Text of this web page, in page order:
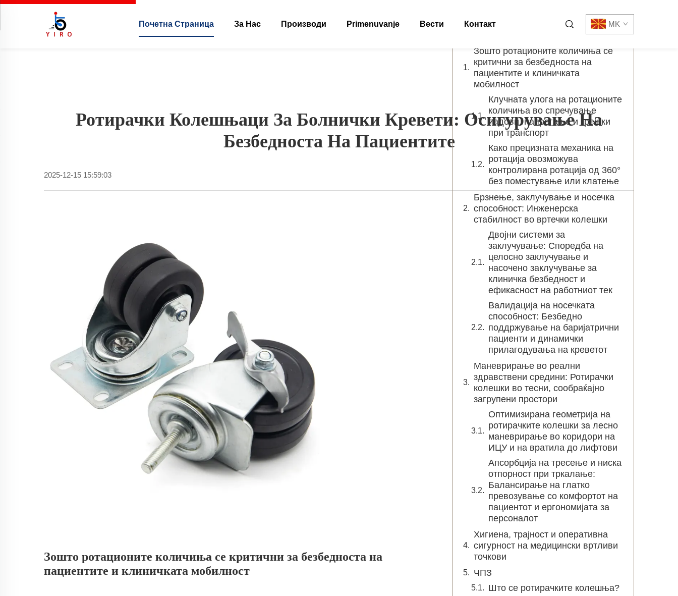
Почетна Страница За Нас Производи Primenuvanje Вести Контакт MK
Ротирачки Колешњаци За Болнички Кревети: Осигурување На
Безбедноста На Пациентите
2025-12-15 15:59:03
Зошто ротационите количиња се критични за безбедноста на
пациентите и клиничката мобилност
Зошто ротационите количиња се
критични за безбедноста на
пациентите и клиничката
мобилност
Клучната улога на ротационите
количиња во спречување
падови, напрегање и грешки
при транспорт
Како прецизната механика на
ротација овозможува
контролирана ротација од 360°
без поместување или клатење
Брзнење, заклучување и носечка
способност: Инженерска
стабилност во вртечки колешки
Двојни системи за
заклучување: Споредба на
целосно заклучување и
насочено заклучување за
клиничка безбедност и
ефикасност на работниот тек
Валидација на носечката
способност: Безбедно
поддржување на баријатрични
пациенти и динамички
прилагодувања на креветот
Маневрирање во реални
здравствени средини: Ротирачки
колешки во тесни, сообраќајно
загрупени простори
Оптимизирана геометрија на
ротирачките колешки за лесно
маневрирање во коридори на
ИЦУ и на вратила до лифтови
Апсорбција на тресење и ниска
отпорност при тркалање:
Балансирање на глатко
превозување со комфортот на
пациентот и ергономијата за
персоналот
Хигиена, трајност и оперативна
сигурност на медицински вртливи
точкови
ЧПЗ
Што се ротирачките колешња?